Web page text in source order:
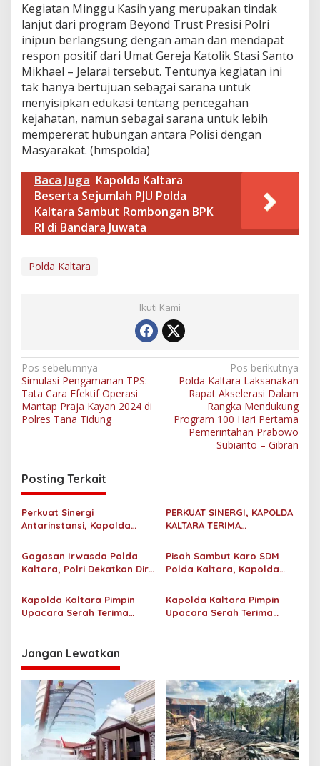
Kegiatan Minggu Kasih yang merupakan tindak
lanjut dari program Beyond Trust Presisi Polri
inipun berlangsung dengan aman dan mendapat
respon positif dari Umat Gereja Katolik Stasi Santo
Mikhael – Jelarai tersebut. Tentunya kegiatan ini
tak hanya bertujuan sebagai sarana untuk
menyisipkan edukasi tentang pencegahan
kejahatan, namun sebagai sarana untuk lebih
mempererat hubungan antara Polisi dengan
Masyarakat. (hmspolda)
Baca Juga Kapolda Kaltara
Beserta Sejumlah PJU Polda
Kaltara Sambut Rombongan BPK
RI di Bandara Juwata
Polda Kaltara
Ikuti Kami
N
a
v
i
a
s
i
p
o
s
Pos sebelumnya
Simulasi Pengamanan TPS:
Tata Cara Efektif Operasi
Mantap Praja Kayan 2024 di
Polres Tana Tidung
Pos berikutnya
Polda Kaltara Laksanakan
Rapat Akselerasi Dalam
Rangka Mendukung
Program 100 Hari Pertama
Pemerintahan Prabowo
Subianto – Gibran
Posting Terkait
Perkuat Sinergi
Antarinstansi, Kapolda
Pratama Tanjung Redeb
dan KPP Pratama Tarakan
PERKUAT SINERGI, KAPOLDA
KALTARA TERIMA
ATR/BPN PROVINSI
KALIMANTAN UTARA
Gagasan Irwasda Polda
Kaltara, Polri Dekatkan Diri
Sosialisasi dan Workshop
Digital Marketing
Pisah Sambut Karo SDM
Polda Kaltara, Kapolda
Personel yang Objektif dan
Berkeadilan
Kapolda Kaltara Pimpin
Upacara Serah Terima
Kapolda Kaltara Pimpin
Upacara Serah Terima
Jangan Lewatkan